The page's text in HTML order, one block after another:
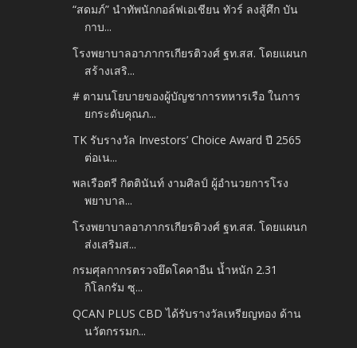
“สดมภ์” นำทัพนักกอล์ฟเอเชียน ทัวร์ ลงสู้ศึก บัน
กาบ...
โรงพยาบาลอาภากรเกียรติวงศ์ ฐท.สส. โดยแผนก
สร้างเสริ...
# ตามนโยบายของผู้บัญชาการทหารเรือ ในการ
ยกระดับคุณภ...
TK รับรางวัล Investors’ Choice Award ปี 2565
ต่อเน...
พลเรือตรี กิตตินันท์ งามศิลป์ ผู้อำนวยการโรง
พยาบาล...
โรงพยาบาลอาภากรเกียรติวงศ์ ฐท.สส. โดยแผนก
ส่งเสริมส...
กรมศุลกากรตรวจยึดโคคาอีน น้ำหนัก 2.31
กิโลกรัม ซุ...
QCAN PLUS CBD ได้รับรางวัลเหรียญทอง ด้าน
นวัตกรรมก...